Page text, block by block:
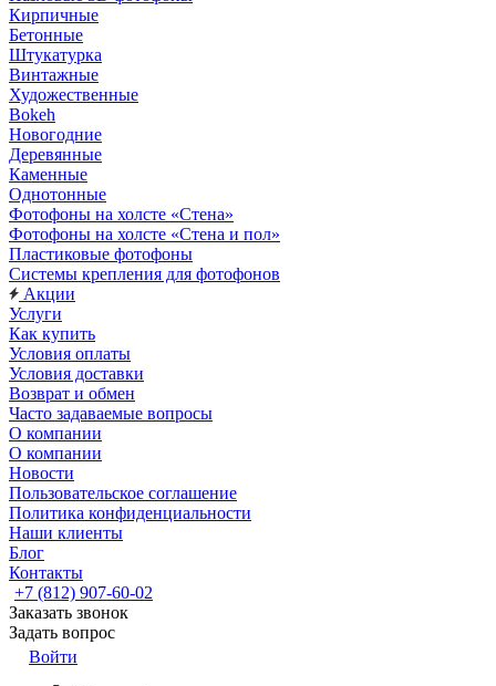
Кирпичные
Бетонные
Штукатурка
Винтажные
Художественные
Bokeh
Новогодние
Деревянные
Каменные
Однотонные
Фотофоны на холсте «Стена»
Фотофоны на холсте «Стена и пол»
Пластиковые фотофоны
Системы крепления для фотофонов
Акции
Услуги
Как купить
Условия оплаты
Условия доставки
Возврат и обмен
Часто задаваемые вопросы
О компании
О компании
Новости
Пользовательское соглашение
Политика конфиденциальности
Наши клиенты
Блог
Контакты
+7 (812) 907-60-02
Заказать звонок
Задать вопрос
Войти